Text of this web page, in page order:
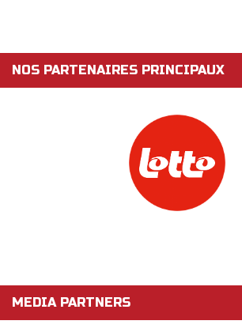
NOS PARTENAIRES PRINCIPAUX
MEDIA PARTNERS